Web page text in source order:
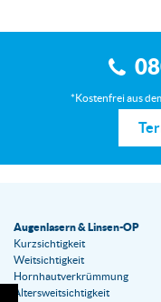
*Kostenfrei aus
Augenlasern & Linsen-OP
Kurzsichtigkeit
Weitsichtigkeit
Hornhautverkrümmung
Altersweitsichtigkeit